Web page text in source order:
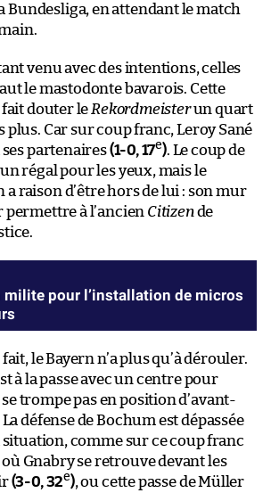
Bundesliga, en attendant le match
venu avec des intentions, celles
le mastodonte bavarois. Cette
douter le Rekordmeisterun quart
plus. Car sur coup franc, Leroy Sané
ses partenaires(1-0, 17e). Le coup de
régal pour les yeux, mais le
raison d’être hors de lui : son mur
permettre à l’ancien Citizende
milite pour l’installation de micros
le Bayern n’a plus qu’à dérouler.
à la passe avec un centre pour
trompe pas en position d’avant-
La défense de Bochum est dépassée
situation, comme sur ce coup franc
Gnabry se retrouve devant les
(3-0, 32e), ou cette passe de Müller